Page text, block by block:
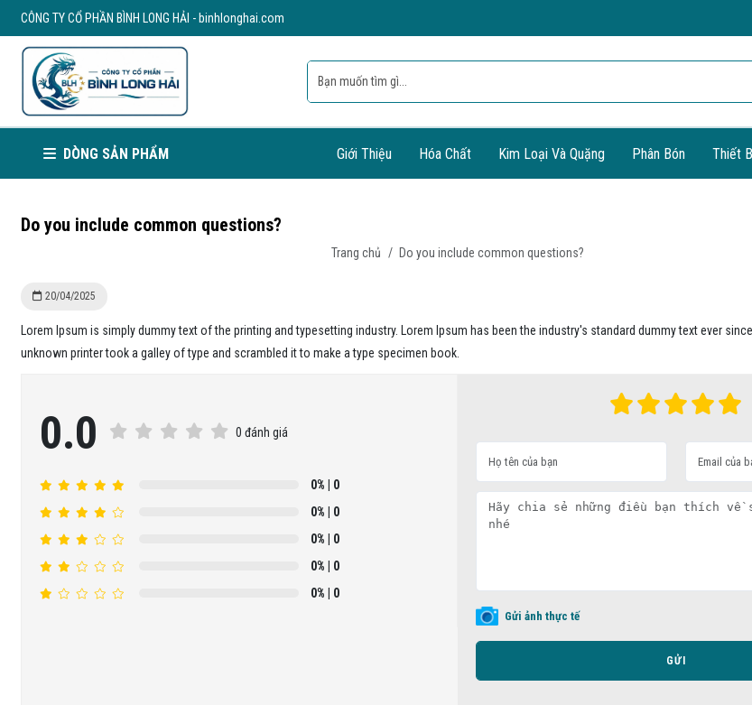
CÔNG TY CỔ PHẦN BÌNH LONG HẢI - binhlonghai.com
DÒNG SẢN PHẨM Giới Thiệu Hóa Chất Kim Loại Và Quặng Phân Bón Thiết
Do you include common questions?
Trang chủ / Do you include common questions?
20/04/2025
Lorem Ipsum is simply dummy text of the printing and typesetting industry. Lorem Ipsum has been the industry's standard dummy text ever
unknown printer took a galley of type and scrambled it to make a type specimen book.
0.0 0 đánh giá
0% | 0
0% | 0
0% | 0
0% | 0
0% | 0
Gửi ảnh thực tế
GỬI